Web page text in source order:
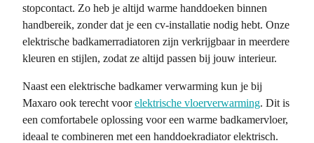
stopcontact. Zo heb je altijd warme handdoeken binnen
handbereik, zonder dat je een cv-installatie nodig hebt. Onze
elektrische badkamerradiatoren zijn verkrijgbaar in meerdere
kleuren en stijlen, zodat ze altijd passen bij jouw interieur.
Naast een elektrische badkamer verwarming kun je bij
Maxaro ook terecht voorelektrische vloerverwarming. Dit is
een comfortabele oplossing voor een warme badkamervloer,
ideaal te combineren met een handdoekradiator elektrisch.